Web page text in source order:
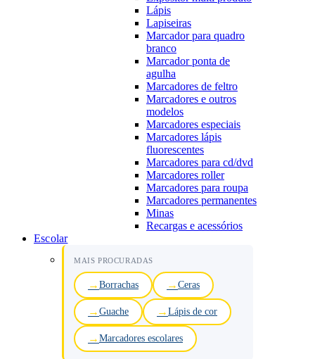
Lápis
Lapiseiras
Marcador para quadro
branco
Marcador ponta de
agulha
Marcadores de feltro
Marcadores e outros
modelos
Marcadores especiais
Marcadores lápis
fluorescentes
Marcadores para cd/dvd
Marcadores roller
Marcadores para roupa
Marcadores permanentes
Minas
Recargas e acessórios
Escolar
MAIS PROCURADAS
Borrachas Ceras
Guache Lápis de cor
Marcadores escolares